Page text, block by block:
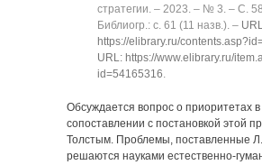
стратегии. ‒ 2023. ‒ № 3. ‒ C.
Библиогр.: с. 61 (11 назв.). ‒
https://elibrary.ru/
URL: https://www.elibrary.ru/
id=54165316.
Обсуждается вопрос о приоритетах в
сопоставлении с постановкой этой
Толстым. Проблемы, поставленные
решаются науками естественно-